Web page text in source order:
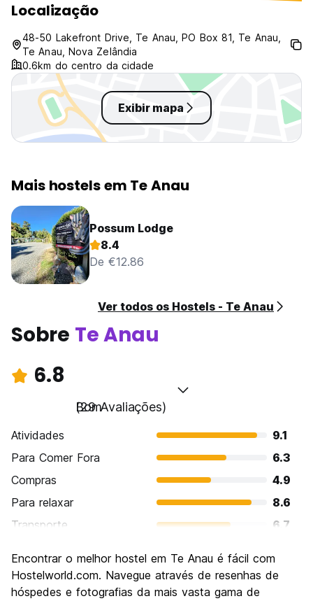
Localização
48-50 Lakefront Drive, Te Anau, PO Box 81, Te Anau,
Te Anau, Nova Zelândia
0.6km do centro da cidade
Exibir mapa
Mais hostels em Te Anau
Possum Lodge
8.4
De €12.86
Ver todos os Hostels - Te Anau
Sobre Te Anau
6.8
Bom
(29 Avaliações)
Atividades
9.1
Para Comer Fora
6.3
Compras
4.9
Para relaxar
8.6
Transporte
6.7
Cultura
5.7
Festas / vida noturna
Encontrar o melhor hostel em Te Anau é fácil com
Hostelworld.com. Navegue através de resenhas de
hóspedes e fotografias da mais vasta gama de